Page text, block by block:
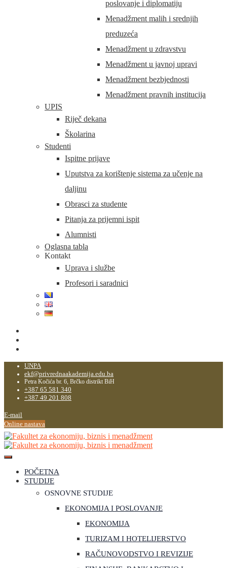
poslovanje i diplomatiju
Menadžment malih i srednjih
preduzeća
Menadžment u zdravstvu
Menadžment u javnoj upravi
Menadžment bezbjednosti
Menadžment pravnih institucija
UPIS
Riječ dekana
Školarina
Studenti
Ispitne prijave
Uputstva za korištenje sistema za učenje na
daljinu
Obrasci za studente
Pitanja za prijemni ispit
Alumnisti
Oglasna tabla
Kontakt
Uprava i službe
Profesori i saradnici
UNPA
ekf@privrednaakademija.edu.ba
Petra Kočića br. 6, Brčko distrikt BiH
+387 65 581 340
+387 49 201 808
E-mail
Online nastava
POČETNA
STUDIJE
OSNOVNE STUDIJE
EKONOMIJA I POSLOVANJE
EKONOMIJA
TURIZAM I HOTELIJERSTVO
RAČUNOVODSTVO I REVIZIJE